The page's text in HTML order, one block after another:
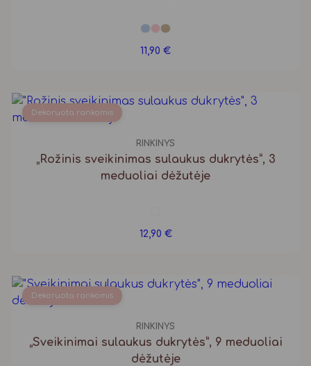
11,90 €
Dekoruota rankomis
RINKINYS
„Rožinis sveikinimas sulaukus dukrytės”, 3
meduoliai dėžutėje
12,90 €
Dekoruota rankomis
RINKINYS
„Sveikinimai sulaukus dukrytės”, 9 meduoliai
dėžutėje